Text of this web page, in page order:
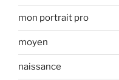
mon portrait pro
moyen
naissance